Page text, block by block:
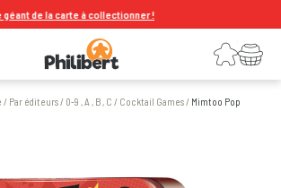
de la carte à collectionner !
Connexion
Votre panier
/ Par éditeurs/ 0-9 , A , B , C / Cocktail Games/ Mimtoo Pop